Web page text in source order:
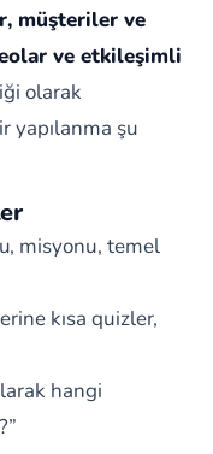
müşteriler ve
ve etkileşimli
olarak
yapılanma şu
misyonu, temel
kısa quizler,
hangi